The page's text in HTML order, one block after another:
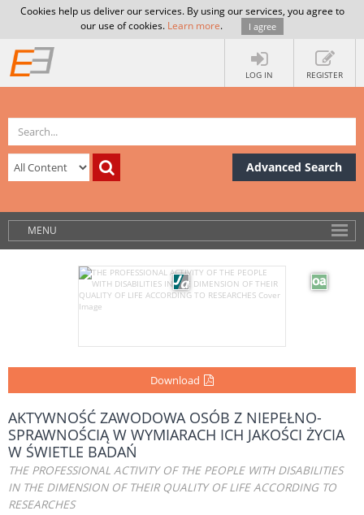
Cookies help us deliver our services. By using our services, you agree to
our use of cookies. Learn more. I agree
LOG IN REGISTER
Advanced Search
MENU
Download
AKTYWNOŚĆ ZAWODOWA OSÓB Z NIEPEŁNO-
SPRAWNOŚCIĄ W WYMIARACH ICH JAKOŚCI ŻYCIA
W ŚWIETLE BADAŃ
THE PROFESSIONAL ACTIVITY OF THE PEOPLE WITH DISABILITIES
IN THE DIMENSION OF THEIR QUALITY OF LIFE ACCORDING TO
RESEARCHES